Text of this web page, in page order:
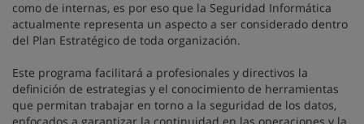
como de internas, es por eso que la Seguridad Informática
actualmente representa un aspecto a ser considerado dentro
del Plan Estratégico de toda organización.
Este programa facilitará a profesionales y directivos la
definición de estrategias y el conocimiento de herramientas
que permitan trabajar en torno a la seguridad de los datos,